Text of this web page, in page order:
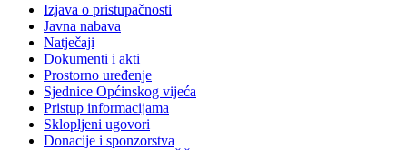
Izjava o pristupačnosti
Javna nabava
Natječaji
Dokumenti i akti
Prostorno uređenje
Sjednice Općinskog vijeća
Pristup informacijama
Sklopljeni ugovori
Donacije i sponzorstva